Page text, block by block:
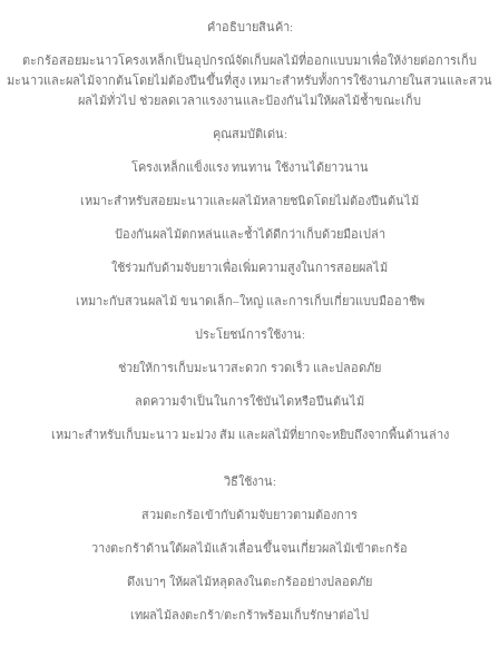
คำอธิบายสินค้า:
ตะกร้อสอยมะนาวโครงเหล็กเป็นอุปกรณ์จัดเก็บผลไม้ที่ออกแบบมาเพื่อให้ง่ายต่อการเก็บ
มะนาวและผลไม้จากต้นโดยไม่ต้องปีนขึ้นที่สูง เหมาะสำหรับทั้งการใช้งานภายในสวนและสวน
ผลไม้ทั่วไป ช่วยลดเวลาแรงงานและป้องกันไม่ให้ผลไม้ช้ำขณะเก็บ
คุณสมบัติเด่น:
โครงเหล็กแข็งแรง ทนทาน ใช้งานได้ยาวนาน
เหมาะสำหรับสอยมะนาวและผลไม้หลายชนิดโดยไม่ต้องปีนต้นไม้
ป้องกันผลไม้ตกหล่นและช้ำได้ดีกว่าเก็บด้วยมือเปล่า
ใช้ร่วมกับด้ามจับยาวเพื่อเพิ่มความสูงในการสอยผลไม้
เหมาะกับสวนผลไม้ ขนาดเล็ก–ใหญ่ และการเก็บเกี่ยวแบบมืออาชีพ
ประโยชน์การใช้งาน:
ช่วยให้การเก็บมะนาวสะดวก รวดเร็ว และปลอดภัย
ลดความจำเป็นในการใช้บันไดหรือปีนต้นไม้
เหมาะสำหรับเก็บมะนาว มะม่วง ส้ม และผลไม้ที่ยากจะหยิบถึงจากพื้นด้านล่าง
วิธีใช้งาน:
สวมตะกร้อเข้ากับด้ามจับยาวตามต้องการ
วางตะกร้าด้านใต้ผลไม้แล้วเลื่อนขึ้นจนเกี่ยวผลไม้เข้าตะกร้อ
ดึงเบาๆ ให้ผลไม้หลุดลงในตะกร้ออย่างปลอดภัย
เทผลไม้ลงตะกร้า/ตะกร้าพร้อมเก็บรักษาต่อไป